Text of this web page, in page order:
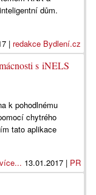
dům.
| redakce Bydlení.cz
s iNELS
k pohodlnému
chytrého
tato aplikace
více... 13.01.2017 | PR